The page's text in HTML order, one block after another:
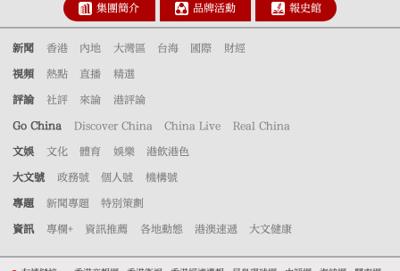
集團簡介 品牌活動 報史館
新聞 香港 內地 大灣區 台海 國際 財經
視頻 熱點 直播 精選
評論 社評 來論 港評論
Go China Discover China China Live Real China
文娛 文化 體育 娛樂 港飲港色
大文號 政務號 個人號 機構號
專題 新聞專題 特別策劃
資訊 專欄+ 資訊推薦 各地動態 港澳速遞 大文健康